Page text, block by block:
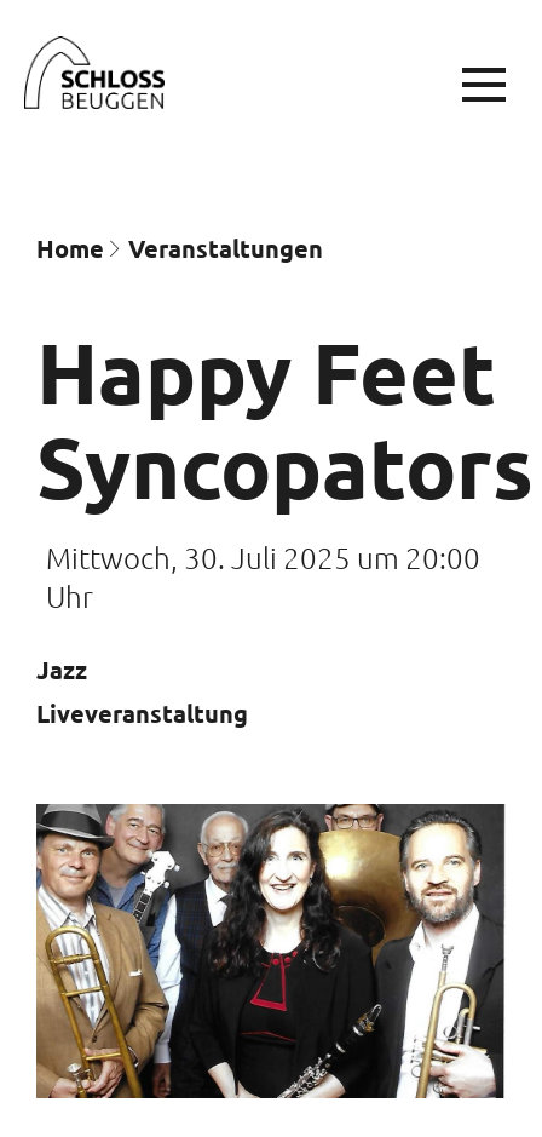
Home Veran­staltungen
Happy Feet
Syncopators
Mittwoch, 30. Juli 2025 um 20:00
Uhr
Jazz
Liveveranstaltung